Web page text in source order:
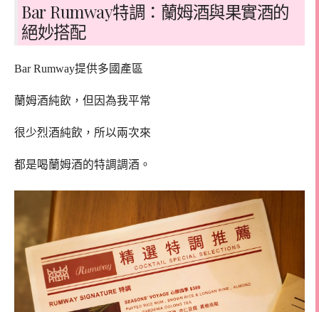
Bar Rumway特調：蘭姆酒與果實酒的
絕妙搭配
Bar Rumway提供多國產區
蘭姆酒純飲，但因為我平常
很少烈酒純飲，所以兩次來
都是喝蘭姆酒的特調調酒。